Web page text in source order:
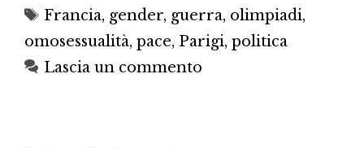
Tag
Francia, gender, guerra, olimpiadi,
omosessualità, pace, Parigi, politica
Lascia un commento